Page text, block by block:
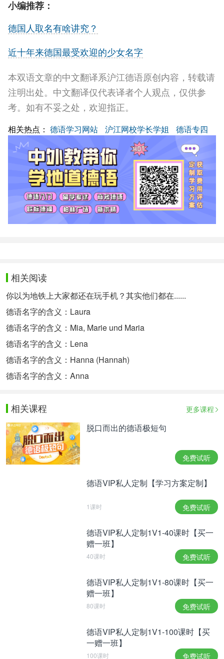
小编推荐：
德国人取名有啥讲究？
近十年来德国最受欢迎的少女名字
本双语文章的中文翻译系沪江德语原创内容，转载请
注明出处。中文翻译仅代表译者个人观点，仅供参
考。如有不妥之处，欢迎指正。
相关热点： 德语学习网站 沪江网校学长学姐 德语专四
相关阅读
你以为地铁上大家都还在玩手机？其实他们都在......
德语名字的含义：Laura
德语名字的含义：Mia, Marie und Maria
德语名字的含义：Lena
德语名字的含义：Hanna (Hannah)
德语名字的含义：Anna
相关课程 更多课程
脱口而出的德语极短句
免费试听
德语VIP私人定制【学习方案定制】
1课时 免费试听
德语VIP私人定制1V1-40课时【买一
赠一班】
40课时 免费试听
德语VIP私人定制1V1-80课时【买一
赠一班】
80课时 免费试听
德语VIP私人定制1V1-100课时【买
一赠一班】
100课时 免费试听